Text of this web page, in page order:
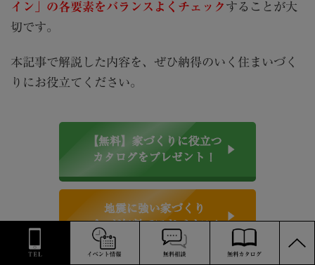
イン」の各要素をバランスよくチェック することが大
切です。
本記事で解説した内容を、ぜひ納得のいく住まいづく
りにお役立てください。
【無料】家づくりに役立つ
カタログをプレゼント！
地震に強い家づくり
プロが無料でアドバイス！
TOP